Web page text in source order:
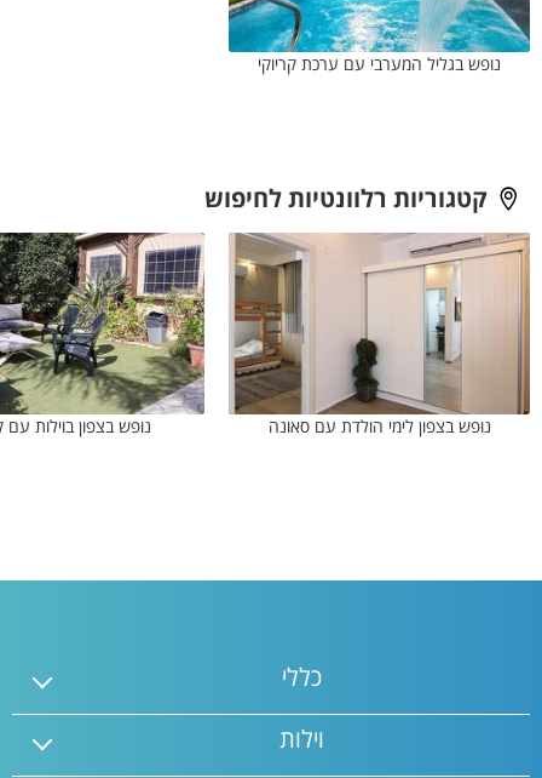
נופש בגליל המערבי עם ערכת קריוקי
קטגוריות רלוונטיות לחיפוש
נופש בצפון לימי הולדת עם סאונה נופש בצפון בוילות עם
כללי
וילות